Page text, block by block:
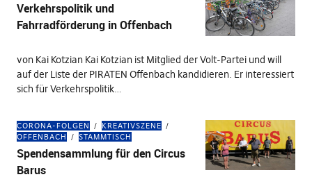
Verkehrspolitik und
Fahrradförderung in Offenbach
von Kai Kotzian Kai Kotzian ist Mitglied der Volt-Partei und will
auf der Liste der PIRATEN Offenbach kandidieren. Er interessiert
sich für Verkehrspolitik…
CORONA-FOLGEN
KREATIVSZENE
OFFENBACH
STAMMTISCH
Spendensammlung für den Circus
Barus